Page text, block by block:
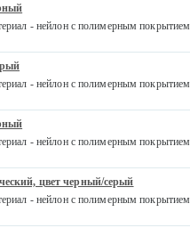
- нейлон с полимерным покрытием,
- нейлон с полимерным покрытием,
- нейлон с полимерным покрытием,
цвет черный/серый
- нейлон с полимерным покрытием,